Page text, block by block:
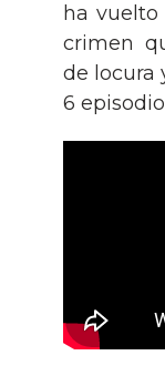
ha
crimen
de locura
6